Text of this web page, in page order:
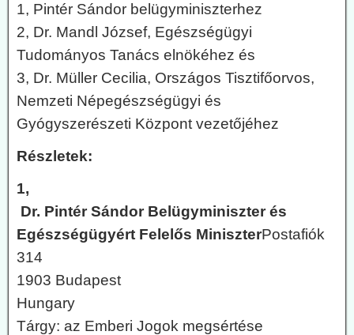
1, Pintér Sándor belügyminiszterhez
2, Dr. Mandl József, Egészségügyi
Tudományos Tanács elnökéhez és
3, Dr. Müller Cecilia, Országos Tisztifőorvos,
Nemzeti Népegészségügyi és
Gyógyszerészeti Központ vezetőjéhez
Részletek:
1,
Dr. Pintér Sándor Belügyminiszter és
Egészségügyért Felelős MiniszterPostafiók
314
1903 Budapest
Hungary
Tárgy: az Emberi Jogok megsértése